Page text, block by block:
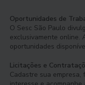
Oportunidades de
O Sesc São Paulo
exclusivamente online.
oportunidades
Licitações e
Cadastre sua